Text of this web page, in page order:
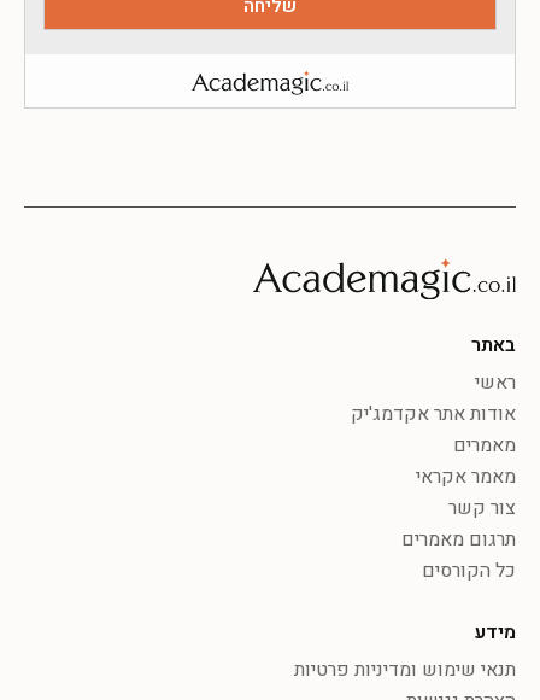
באתר
ראשי
אודות אתר אקדמג'יק
מאמרים
מאמר אקראי
צור קשר
תרגום מאמרים
כל הקורסים
מידע
תנאי שימוש ומדיניות פרטיות